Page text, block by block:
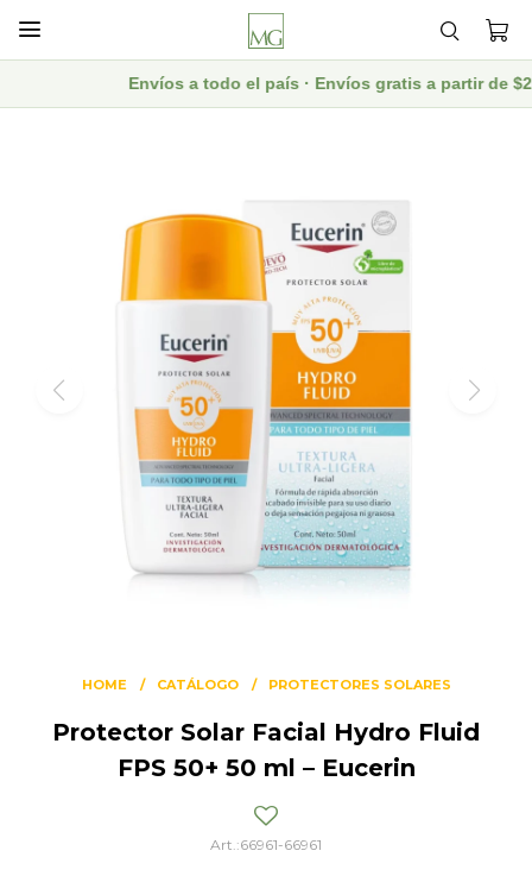

Envíos a todo el país · Envíos gratis a partir de
HOME CATÁLOGO PROTECTORES SOLARES
Protector Solar Facial Hydro Fluid
FPS 50+ 50 ml – Eucerin
66961-66961